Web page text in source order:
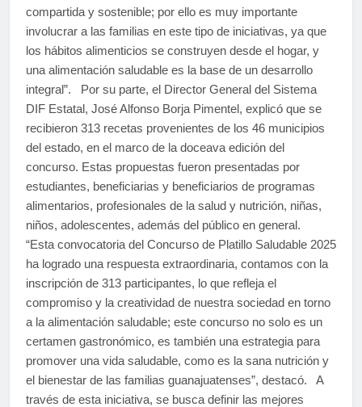
compartida y sostenible; por ello es muy importante
involucrar a las familias en este tipo de iniciativas, ya que
los hábitos alimenticios se construyen desde el hogar, y
una alimentación saludable es la base de un desarrollo
integral”. Por su parte, el Director General del Sistema
DIF Estatal, José Alfonso Borja Pimentel, explicó que se
recibieron 313 recetas provenientes de los 46 municipios
del estado, en el marco de la doceava edición del
concurso. Estas propuestas fueron presentadas por
estudiantes, beneficiarias y beneficiarios de programas
alimentarios, profesionales de la salud y nutrición, niñas,
niños, adolescentes, además del público en general.
“Esta convocatoria del Concurso de Platillo Saludable 2025
ha logrado una respuesta extraordinaria, contamos con la
inscripción de 313 participantes, lo que refleja el
compromiso y la creatividad de nuestra sociedad en torno
a la alimentación saludable; este concurso no solo es un
certamen gastronómico, es también una estrategia para
promover una vida saludable, como es la sana nutrición y
el bienestar de las familias guanajuatenses”, destacó. A
través de esta iniciativa, se busca definir las mejores